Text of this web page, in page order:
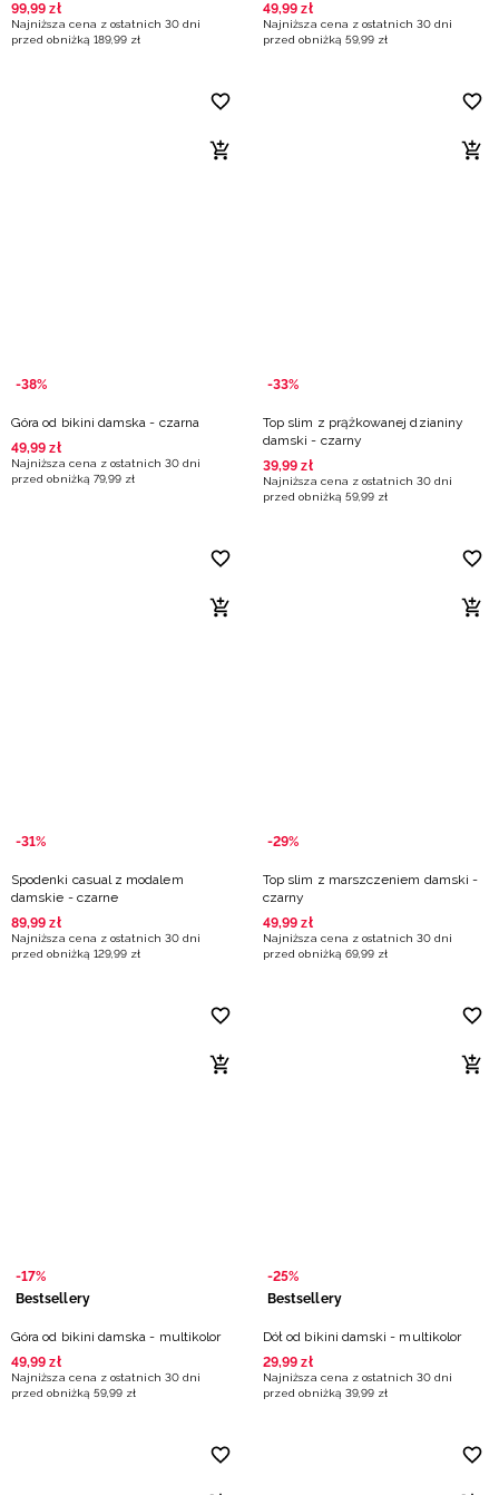
99,99 zł
Najniższa cena z ostatnich 30 dni
przed obniżką 189,99 zł
49,99 zł
Najniższa cena z ostatnich 30 dni
przed obniżką 59,99 zł
-38%
Góra od bikini damska - czarna
49,99 zł
Najniższa cena z ostatnich 30 dni
przed obniżką 79,99 zł
-33%
Top slim z prążkowanej dzianiny
damski - czarny
39,99 zł
Najniższa cena z ostatnich 30 dni
przed obniżką 59,99 zł
-31%
Spodenki casual z modalem
damskie - czarne
89,99 zł
Najniższa cena z ostatnich 30 dni
przed obniżką 129,99 zł
-29%
Top slim z marszczeniem damski -
czarny
49,99 zł
Najniższa cena z ostatnich 30 dni
przed obniżką 69,99 zł
-17%
Bestsellery
Góra od bikini damska - multikolor
49,99 zł
Najniższa cena z ostatnich 30 dni
przed obniżką 59,99 zł
-25%
Bestsellery
Dół od bikini damski - multikolor
29,99 zł
Najniższa cena z ostatnich 30 dni
przed obniżką 39,99 zł